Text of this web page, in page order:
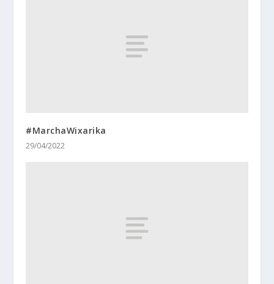
#MarchaWixarika
29/04/2022